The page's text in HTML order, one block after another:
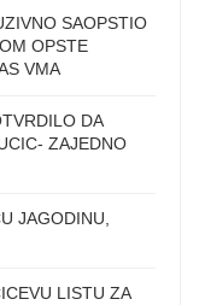
SAOPSTIO
OPSTE
VMA
DA
ZAJEDNO
JAGODINU,
LISTU ZA